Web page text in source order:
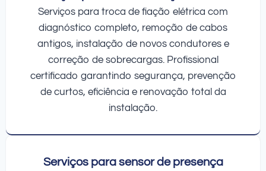
Serviços para troca de fiação elétrica com
diagnóstico completo, remoção de cabos
antigos, instalação de novos condutores e
correção de sobrecargas. Profissional
certificado garantindo segurança, prevenção
de curtos, eficiência e renovação total da
instalação.
Serviços para sensor de presença